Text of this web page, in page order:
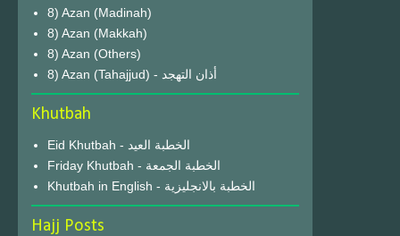
8) Azan (Madinah)
8) Azan (Makkah)
8) Azan (Others)
8) Azan (Tahajjud) - أذان التهجد
Khutbah
Eid Khutbah - الخطبة العيد
Friday Khutbah - الخطبة الجمعة
Khutbah in English - الخطبة بالانجليزية
Hajj Posts